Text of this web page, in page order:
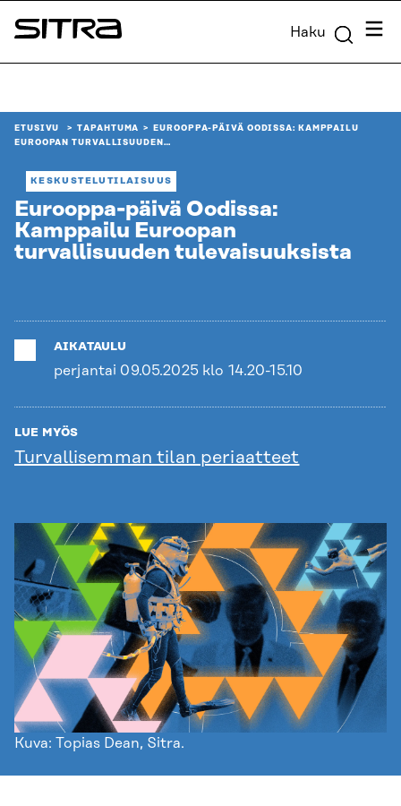
Siirry
suoraan
Sitra Haku
ETUSIVU TAPAHTUMA
EUROOPPA-PÄIVÄ OODISSA: KAMPPAILU
EUROOPAN TURVALLISUUDEN…
KESKUSTELUTILAISUUS
Eurooppa-päivä Oodissa:
Kamppailu Euroopan
turvallisuuden tulevaisuuksista
AIKATAULU
perjantai 09.05.2025 klo 14.20-15.10
LUE MYÖS
Turvallisemman tilan periaatteet
Kuva: Topias Dean, Sitra.